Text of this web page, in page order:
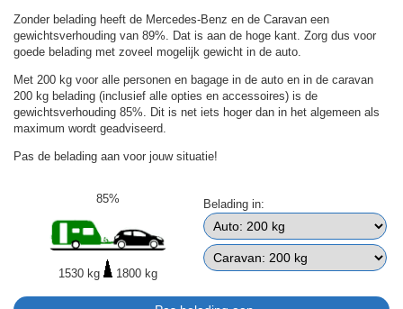
Zonder belading heeft de Mercedes-Benz en de Caravan een
gewichtsverhouding van 89%. Dat is aan de hoge kant. Zorg dus voor
goede belading met zoveel mogelijk gewicht in de auto.
Met 200 kg voor alle personen en bagage in de auto en in de caravan
200 kg belading (inclusief alle opties en accessoires) is de
gewichtsverhouding 85%. Dit is net iets hoger dan in het algemeen als
maximum wordt geadviseerd.
Pas de belading aan voor jouw situatie!
85%
1530 kg 1800 kg
Belading in: